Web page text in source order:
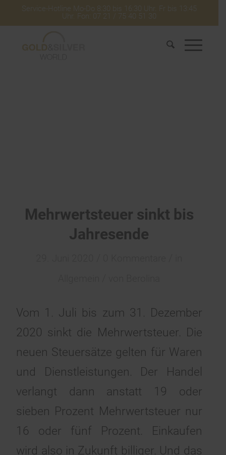
Service-Hotline Mo-Do 8:30 bis 16:30 Uhr. Fr bis 13:45
Uhr. Fon: 07 21 / 75 40 51 30
Mehrwertsteuer sinkt bis
Jahresende
Vom 1. Juli bis zum 31. Dezember
2020 sinkt die Mehrwertsteuer. Die
neuen Steuersätze gelten für Waren
und Dienstleistungen. Der Handel
verlangt dann anstatt 19 oder
sieben Prozent Mehrwertsteuer nur
16 oder fünf Prozent. Einkaufen
wird also in Zukunft billiger. Und das